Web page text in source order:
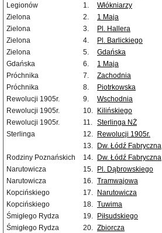
Legionów
1. Włókniarzy
Zielona
2. 1 Maja
Zielona
3. Pl. Hallera
Zielona
4. Pl. Barlickiego
Zielona
5. Gdańska
Gdańska
6. 1 Maja
Próchnika
7. Zachodnia
Próchnika
8. Piotrkowska
Rewolucji 1905r.
9. Wschodnia
Rewolucji 1905r.
10. Kilińskiego
Rewolucji 1905r.
11. Sterlinga NŻ
Sterlinga
12. Rewolucji 1905r.
13.
Dw. Łódź Fabryczna
Rodziny Poznańskich
14. Dw. Łódź Fabryczna
Narutowicza
15. Pl. Dąbrowskiego
Narutowicza
16. Tramwajowa
Kopcińskiego
17. Narutowicza
Kopcińskiego
18. Tuwima
Śmigłego Rydza
19. Piłsudskiego
Śmigłego Rydza
20. Zbiorcza